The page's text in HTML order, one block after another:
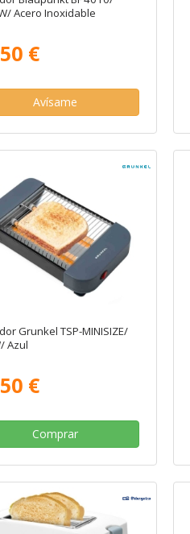
Acero Inoxidable
€
Avísame
Grunkel TSP-MINISIZE/
Azul
€
Comprar